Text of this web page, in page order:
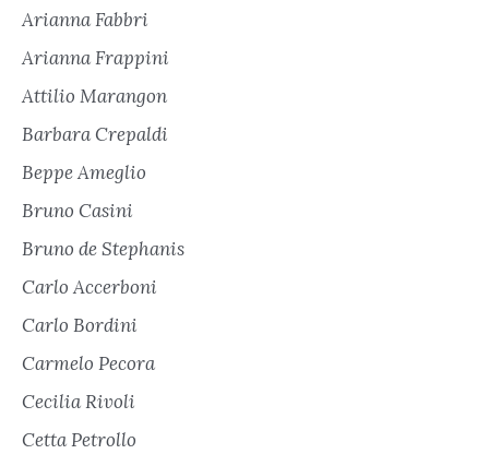
Arianna Fabbri
Arianna Frappini
Attilio Marangon
Barbara Crepaldi
Beppe Ameglio
Bruno Casini
Bruno de Stephanis
Carlo Accerboni
Carlo Bordini
Carmelo Pecora
Cecilia Rivoli
Cetta Petrollo